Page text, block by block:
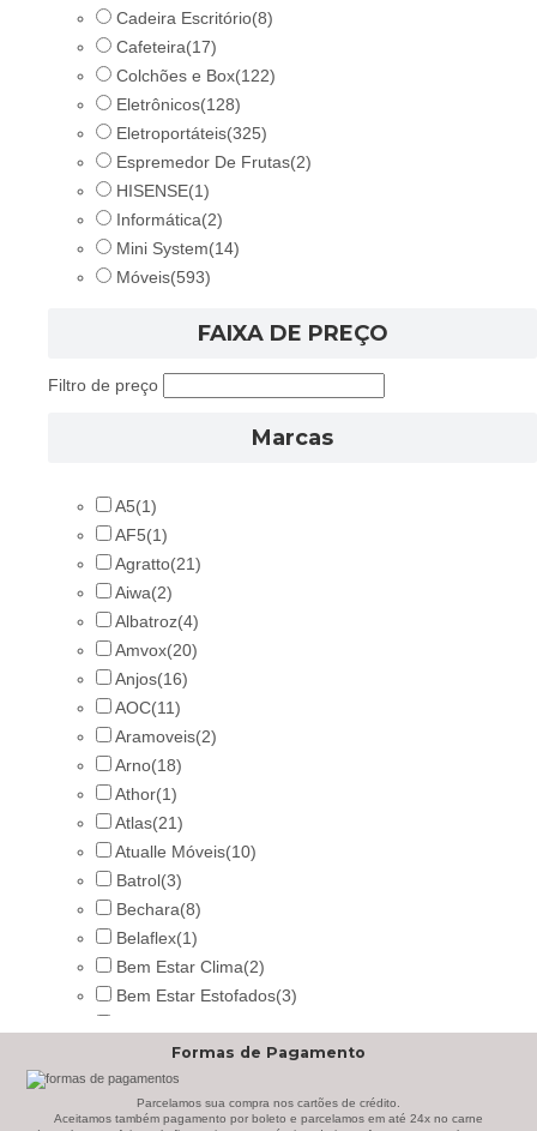
Cadeira Escritório(8)
Cafeteira(17)
Colchões e Box(122)
Eletrônicos(128)
Eletroportáteis(325)
Espremedor De Frutas(2)
HISENSE(1)
Informática(2)
Mini System(14)
Móveis(593)
FAIXA DE PREÇO
Filtro de preço
Marcas
A5(1)
AF5(1)
Agratto(21)
Aiwa(2)
Albatroz(4)
Amvox(20)
Anjos(16)
AOC(11)
Aramoveis(2)
Arno(18)
Athor(1)
Atlas(21)
Atualle Móveis(10)
Batrol(3)
Bechara(8)
Belaflex(1)
Bem Estar Clima(2)
Bem Estar Estofados(3)
Bertolini(2)
Best(9)
Black & Decker(13)
Formas de Pagamento
Parcelamos sua compra nos cartões de crédito.
Aceitamos também pagamento por boleto e parcelamos em até 24x no carne